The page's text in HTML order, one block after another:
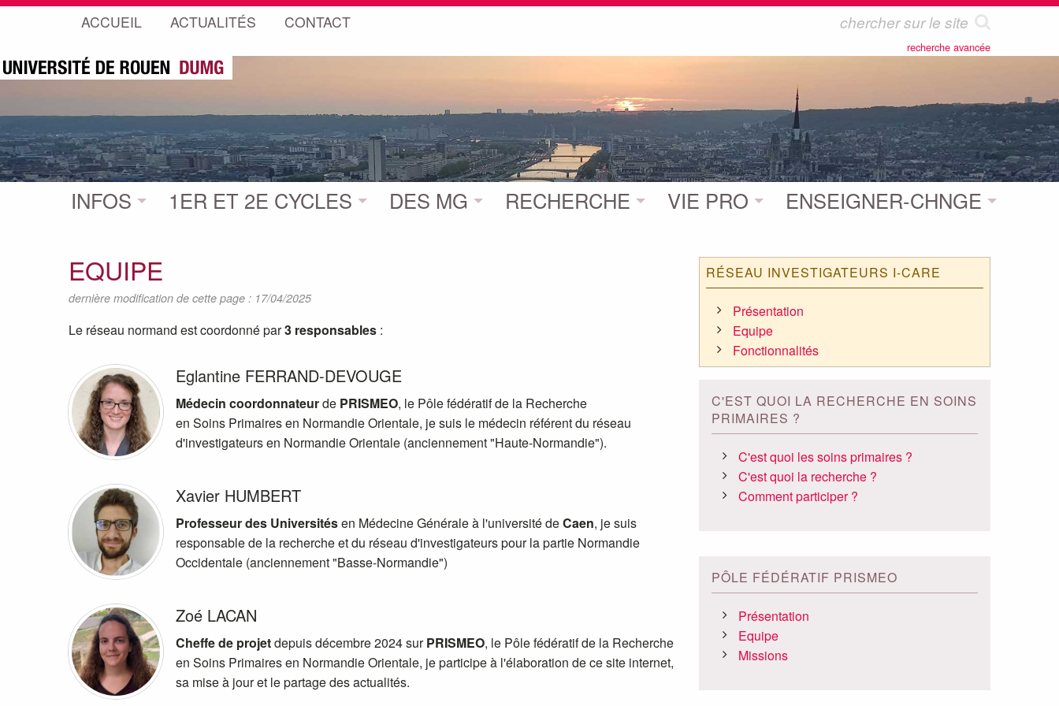
ACCUEIL ACTUALITÉS CONTACT
recherche avancée
INFOS 1ER ET 2E CYCLES DES MG RECHERCHE VIE PRO ENSEIGNER-CHNGE
EQUIPE
dernière modification de cette page : 17/04/2025
Le réseau normand est coordonné par3 responsables :
Eglantine FERRAND-DEVOUGE
Médecin coordonnateurde PRISMEO, le Pôle fédératif de la Recherche
en Soins Primaires en Normandie Orientale, je suis le médecin référent du réseau
d'investigateurs en Normandie Orientale (anciennement "Haute-Normandie").
Xavier HUMBERT
Professeur des Universitésen Médecine Générale à l'université deCaen, je suis
responsable de la recherche et du réseau d'investigateurs pour la partie Normandie
Occidentale (anciennement "Basse-Normandie")
Zoé LACAN
Cheffe de projetdepuis décembre 2024 surPRISMEO, le Pôle fédératif de la Recherche
en Soins Primaires en Normandie Orientale, je participe à l'élaboration de ce site internet,
sa mise à jour et le partage des actualités.
RÉSEAU INVESTIGATEURS I-CARE
Présentation
Equipe
Fonctionnalités
C'EST QUOI LA RECHERCHE EN SOINS
PRIMAIRES ?
C'est quoi les soins primaires ?
C'est quoi la recherche ?
Comment participer ?
PÔLE FÉDÉRATIF PRISMEO
Présentation
Equipe
Missions